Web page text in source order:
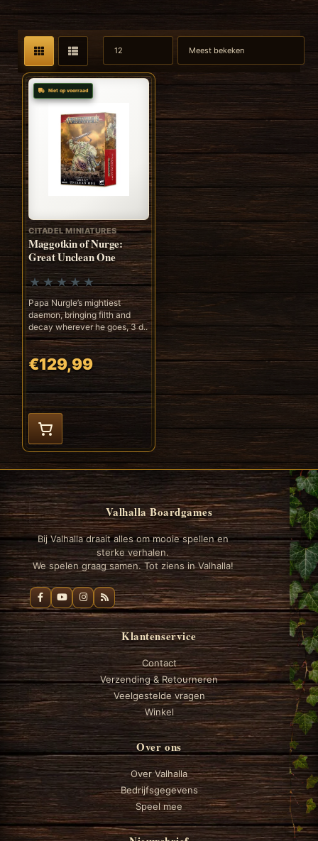
Niet op voorraad
CITADEL MINIATURES
Maggotkin of Nurge:
Great Unclean One
Papa Nurgle’s mightiest
daemon, bringing filth and
decay wherever he goes, 3 d..
€129,99
Valhalla Boardgames
Bij Valhalla draait alles om mooie spellen en
sterke verhalen.
We spelen graag samen. Tot ziens in Valhalla!
Klantenservice
Contact
Verzending & Retourneren
Veelgestelde vragen
Winkel
Over ons
Over Valhalla
Bedrijfsgegevens
Speel mee